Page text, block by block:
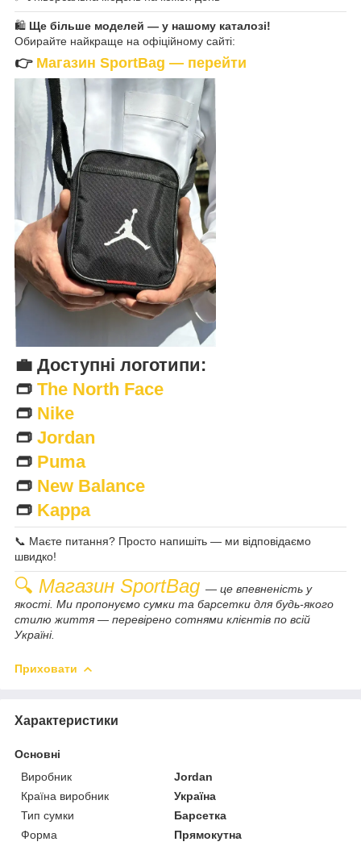
🛍 Ще більше моделей — у нашому каталозі!
Обирайте найкраще на офіційному сайті:
👉 Магазин SportBag — перейти
💼 Доступні логотипи:
👝 The North Face
👝 Nike
👝 Jordan
👝 Puma
👝 New Balance
👝 Kappa
📞 Маєте питання? Просто напишіть — ми відповідаємо
швидко!
🔍 Магазин SportBag — це впевненість у
якості. Ми пропонуємо сумки та барсетки для будь-якого
стилю життя — перевірено сотнями клієнтів по всій
Україні.
Приховати
Характеристики
Основні
Виробник
Jordan
Країна виробник
Україна
Тип сумки
Барсетка
Форма
Прямокутна